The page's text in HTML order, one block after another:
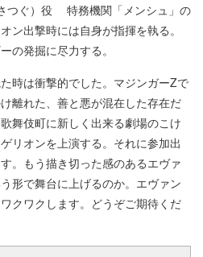
つぐ）役 特務機関「メンシュ」の
ン出撃時には自身が指揮を執る。
の発掘に尽力する。
時は衝撃的でした。マジンガーZで
離れた、善と悪が混在した存在だ
舞伎町に新しく出来る劇場のこけ
リオンを上演する。それに参加出
。もう描き切った感のあるエヴァ
形で舞台に上げるのか。エヴァン
クワクします。どうぞご期待くだ